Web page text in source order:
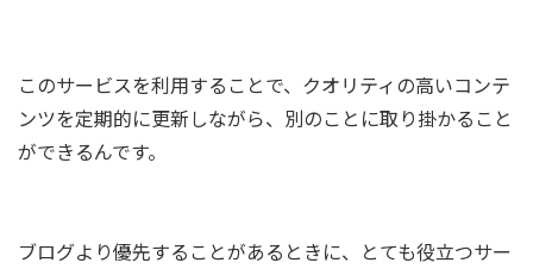
このサービスを利用することで、クオリティの高いコンテ
ンツを定期的に更新しながら、別のことに取り掛かること
ができるんです。
ブログより優先することがあるときに、とても役立つサー